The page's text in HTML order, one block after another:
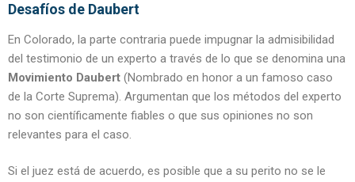
Desafíos de Daubert
En Colorado, la parte contraria puede impugnar la admisibilidad
del testimonio de un experto a través de lo que se denomina una
Movimiento Daubert (Nombrado en honor a un famoso caso
de la Corte Suprema). Argumentan que los métodos del experto
no son científicamente fiables o que sus opiniones no son
relevantes para el caso.
Si el juez está de acuerdo, es posible que a su perito no se le